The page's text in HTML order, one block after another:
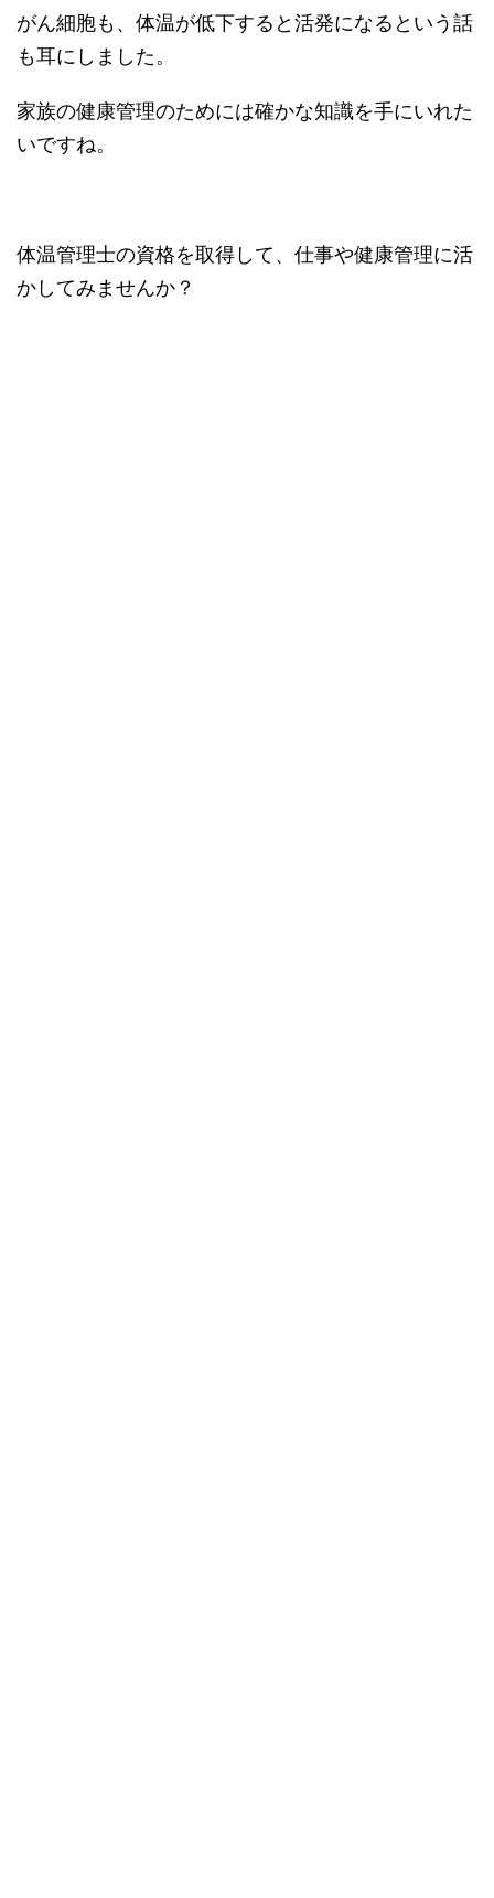
がん細胞も、体温が低下すると活発になるという話
も耳にしました。
家族の健康管理のためには確かな知識を手にいれた
いですね。
体温管理士の資格を取得して、仕事や健康管理に活
かしてみませんか？